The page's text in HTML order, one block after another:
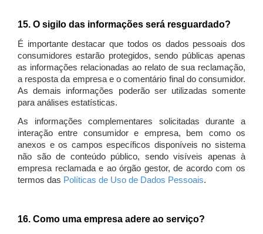
15. O sigilo das informações será resguardado?
É importante destacar que todos os dados pessoais dos
consumidores estarão protegidos, sendo públicas apenas
as informações relacionadas ao relato de sua reclamação,
a resposta da empresa e o comentário final do consumidor.
As demais informações poderão ser utilizadas somente
para análises estatísticas.
As informações complementares solicitadas durante a
interação entre consumidor e empresa, bem como os
anexos e os campos específicos disponíveis no sistema
não são de conteúdo público, sendo visíveis apenas à
empresa reclamada e ao órgão gestor, de acordo com os
termos das Políticas de Uso de Dados Pessoais.
16. Como uma empresa adere ao serviço?